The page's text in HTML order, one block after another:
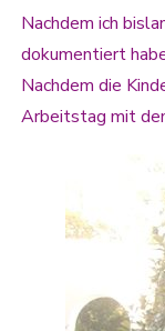
Nachdem ich
dokumentiert
Nachdem die
Arbeitstag mit